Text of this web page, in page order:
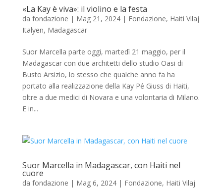
«La Kay è viva»: il violino e la festa
da fondazione | Mag 21, 2024| Fondazione, Haiti Vilaj
Italyen, Madagascar
Suor Marcella parte oggi, martedì 21 maggio, per il
Madagascar con due architetti dello studio Oasi di
Busto Arsizio, lo stesso che qualche anno fa ha
portato alla realizzazione della Kay Pé Giuss di Haiti,
oltre a due medici di Novara e una volontaria di Milano.
E in...
Suor Marcella in Madagascar, con Haiti nel
cuore
da fondazione | Mag 6, 2024| Fondazione, Haiti Vilaj